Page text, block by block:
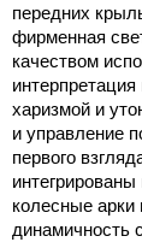
передних
фирменная
качеством
харизмой и
и управление
первого
колесные
динамичность